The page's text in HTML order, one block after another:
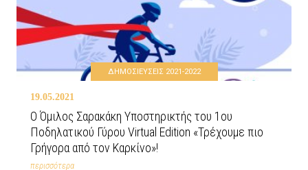
ΔΗΜΟΣΙΕΥΣΕΙΣ 2021-2022
19.05.2021
Ο Όμιλος Σαρακάκη Υποστηρικτής του 1ου
Ποδηλατικού Γύρου Virtual Edition «Τρέχουμε πιο
Γρήγορα από τον Καρκίνο»!
περισσότερα